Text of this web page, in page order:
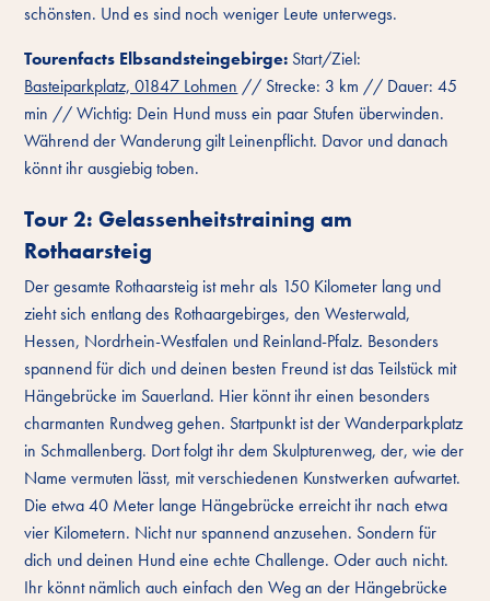
schönsten. Und es sind noch weniger Leute unterwegs.
Tourenfacts Elbsandsteingebirge: Start/Ziel:
Basteiparkplatz, 01847 Lohmen // Strecke: 3 km // Dauer: 45
min // Wichtig: Dein Hund muss ein paar Stufen überwinden.
Während der Wanderung gilt Leinenpflicht. Davor und danach
könnt ihr ausgiebig toben.
Tour 2: Gelassenheitstraining am
Rothaarsteig
Der gesamte Rothaarsteig ist mehr als 150 Kilometer lang und
zieht sich entlang des Rothaargebirges, den Westerwald,
Hessen, Nordrhein-Westfalen und Reinland-Pfalz. Besonders
spannend für dich und deinen besten Freund ist das Teilstück mit
Hängebrücke im Sauerland. Hier könnt ihr einen besonders
charmanten Rundweg gehen. Startpunkt ist der Wanderparkplatz
in Schmallenberg. Dort folgt ihr dem Skulpturenweg, der, wie der
Name vermuten lässt, mit verschiedenen Kunstwerken aufwartet.
Die etwa 40 Meter lange Hängebrücke erreicht ihr nach etwa
vier Kilometern. Nicht nur spannend anzusehen. Sondern für
dich und deinen Hund eine echte Challenge. Oder auch nicht.
Ihr könnt nämlich auch einfach den Weg an der Hängebrücke